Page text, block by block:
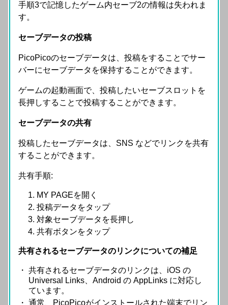
手順3で記憶したゲーム内セーブ2の情報は失われま
す。
セーブデータの投稿
PicoPicoのセーブデータは、投稿をすることでサー
バーにセーブデータを保持することができます。
ゲームの起動画面で、投稿したいセーブスロットを
長押しすることで投稿することができます。
セーブデータの共有
投稿したセーブデータは、SNS などでリンクを共有
することができます。
共有手順:
MY PAGEを開く
投稿データをタップ
対象セーブデータを長押し
共有ボタンをタップ
共有されるセーブデータのリンクについての補足
共有されるセーブデータのリンクは、iOS の
Universal Links、Android の AppLinks に対応し
ています。
通常、PicoPicoがインストールされた端末でリン